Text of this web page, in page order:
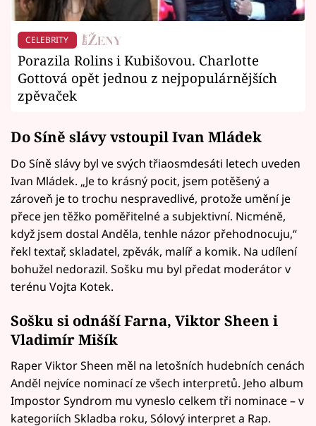
CELEBRITY
Porazila Rolins i Kubišovou. Charlotte
Gottová opět jednou z nejpopulárnějších
zpěvaček
Do Síně slávy vstoupil Ivan Mládek
Do Síně slávy byl ve svých třiaosmdesáti letech uveden
Ivan Mládek. „Je to krásný pocit, jsem potěšený a
zároveň je to trochu nespravedlivé, protože umění je
přece jen těžko poměřitelné a subjektivní. Nicméně,
když jsem dostal Anděla, tenhle názor přehodnocuju,“
řekl textař, skladatel, zpěvák, malíř a komik. Na udílení
bohužel nedorazil. Sošku mu byl předat moderátor v
terénu Vojta Kotek.
Sošku si odnáší Farna, Viktor Sheen i
Vladimír Mišík
Raper Viktor Sheen měl na letošních hudebních cenách
Anděl nejvíce nominací ze všech interpretů. Jeho album
Impostor Syndrom mu vyneslo celkem tři nominace – v
kategoriích Skladba roku, Sólový interpret a Rap.